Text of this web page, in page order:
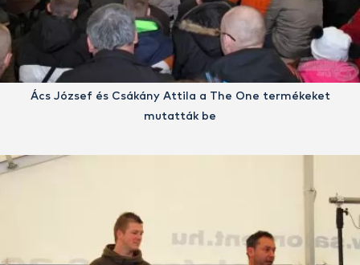
Ács József és Csákány Attila a The One termékeket
mutatták be